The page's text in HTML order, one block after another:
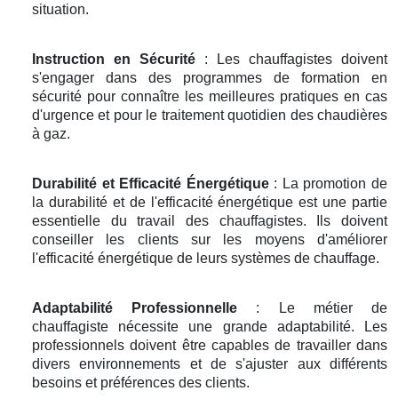
situation.
Instruction en Sécurité : Les chauffagistes doivent
s'engager dans des programmes de formation en
sécurité pour connaître les meilleures pratiques en cas
d'urgence et pour le traitement quotidien des chaudières
à gaz.
Durabilité et Efficacité Énergétique: La promotion de
la durabilité et de l'efficacité énergétique est une partie
essentielle du travail des chauffagistes. Ils doivent
conseiller les clients sur les moyens d'améliorer
l'efficacité énergétique de leurs systèmes de chauffage.
Adaptabilité Professionnelle : Le métier de
chauffagiste nécessite une grande adaptabilité. Les
professionnels doivent être capables de travailler dans
divers environnements et de s'ajuster aux différents
besoins et préférences des clients.